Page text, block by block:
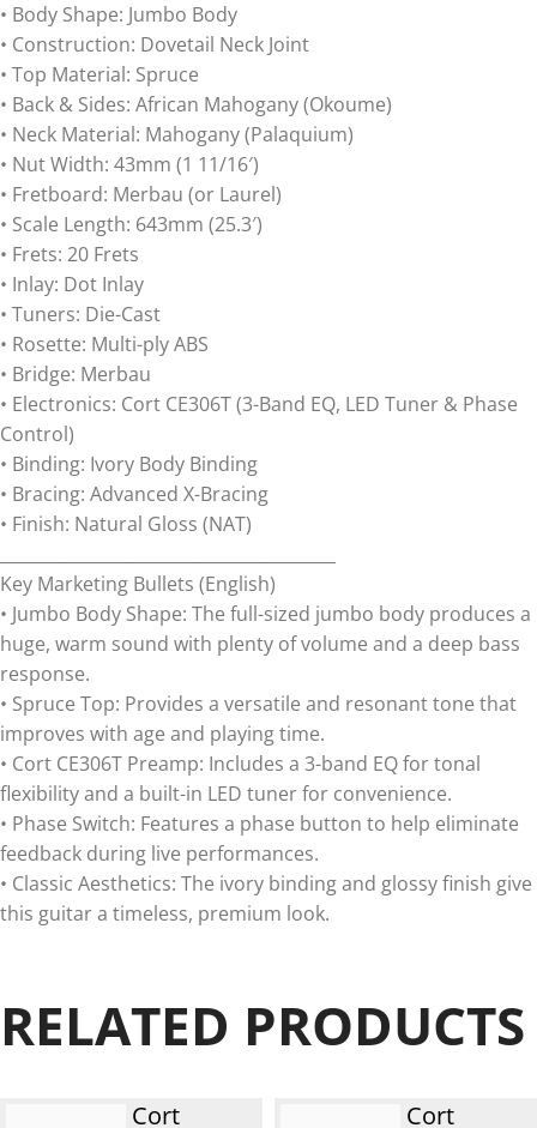
• Body Shape: Jumbo Body
• Construction: Dovetail Neck Joint
• Top Material: Spruce
• Back & Sides: African Mahogany (Okoume)
• Neck Material: Mahogany (Palaquium)
• Nut Width: 43mm (1 11/16′)
• Fretboard: Merbau (or Laurel)
• Scale Length: 643mm (25.3′)
• Frets: 20 Frets
• Inlay: Dot Inlay
• Tuners: Die-Cast
• Rosette: Multi-ply ABS
• Bridge: Merbau
• Electronics: Cort CE306T (3-Band EQ, LED Tuner & Phase
Control)
• Binding: Ivory Body Binding
• Bracing: Advanced X-Bracing
• Finish: Natural Gloss (NAT)
Key Marketing Bullets (English)
• Jumbo Body Shape: The full-sized jumbo body produces a
huge, warm sound with plenty of volume and a deep bass
response.
• Spruce Top: Provides a versatile and resonant tone that
improves with age and playing time.
• Cort CE306T Preamp: Includes a 3-band EQ for tonal
flexibility and a built-in LED tuner for convenience.
• Phase Switch: Features a phase button to help eliminate
feedback during live performances.
• Classic Aesthetics: The ivory binding and glossy finish give
this guitar a timeless, premium look.
RELATED PRODUCTS
Cort Cort